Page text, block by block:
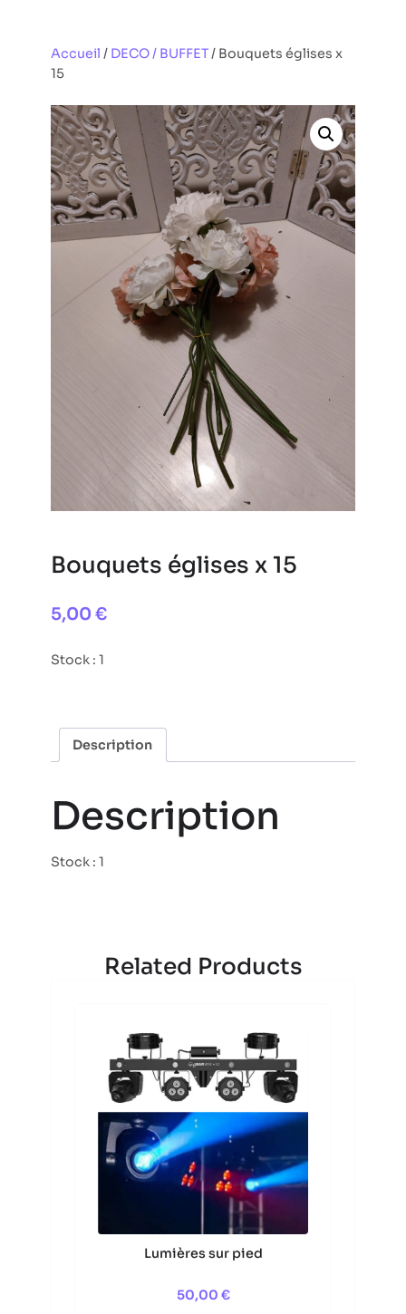
contenuAccueil / DECO / BUFFET/ Bouquets églises x
15
Bouquets églises x 15
5,00 €
Stock : 1
Description
Description
Stock : 1
Related Products
Lumières sur pied
50,00 €